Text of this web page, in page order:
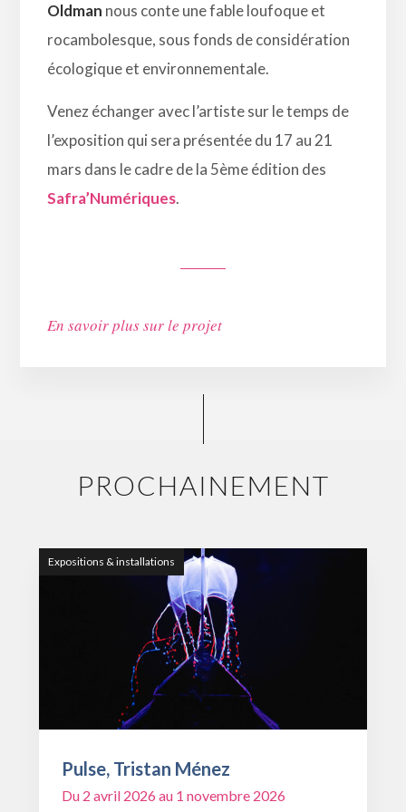
Oldman nous conte une fable loufoque et
rocambolesque, sous fonds de considération
écologique et environnementale.
Venez échanger avec l’artiste sur le temps de
l’exposition qui sera présentée du 17 au 21
mars dans le cadre de la 5ème édition des
Safra’Numériques.
En savoir plus sur le projet
PROCHAINEMENT
Expositions & installations
Pulse, Tristan Ménez
Du 2 avril 2026 au 1 novembre 2026